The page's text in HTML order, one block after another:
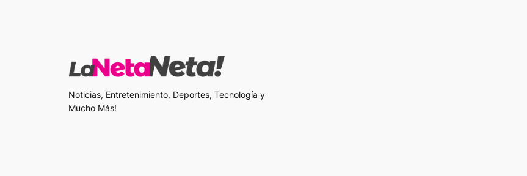
Noticias, Entretenimiento, Deportes, Tecnología y
Mucho Más!